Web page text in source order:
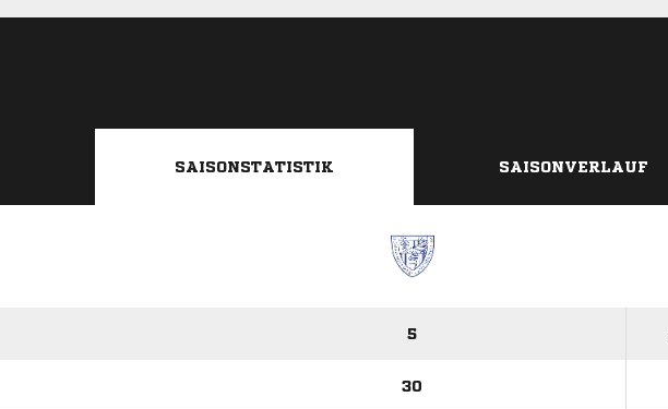
SAISONSTATISTIK SAISONVERLAUF
5
30